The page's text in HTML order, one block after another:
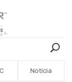
Notícia